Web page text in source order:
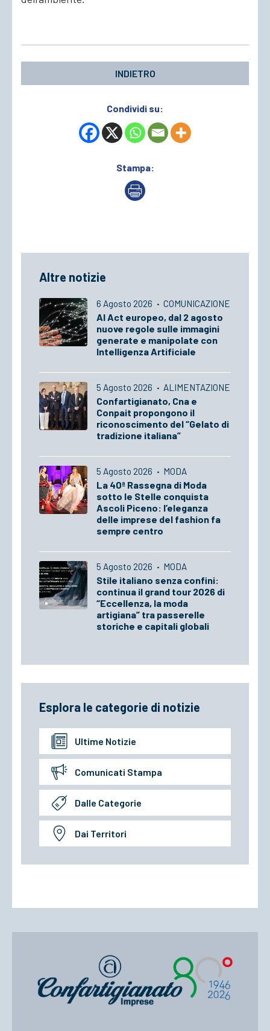
INDIETRO
Condividi su:
Stampa:
Altre notizie
6 Agosto 2026 · COMUNICAZIONE
AI Act europeo, dal 2 agosto
nuove regole sulle immagini
generate e manipolate con
Intelligenza Artificiale
5 Agosto 2026 · ALIMENTAZIONE
Confartigianato, Cna e
Conpait propongono il
riconoscimento del “Gelato di
tradizione italiana”
5 Agosto 2026 · MODA
La 40ª Rassegna di Moda
sotto le Stelle conquista
Ascoli Piceno: l’eleganza
delle imprese del fashion fa
sempre centro
5 Agosto 2026 · MODA
Stile italiano senza confini:
continua il grand tour 2026 di
“Eccellenza, la moda
artigiana” tra passerelle
storiche e capitali globali
Esplora le categorie di notizie
Ultime Notizie
Comunicati Stampa
Dalle Categorie
Dai Territori